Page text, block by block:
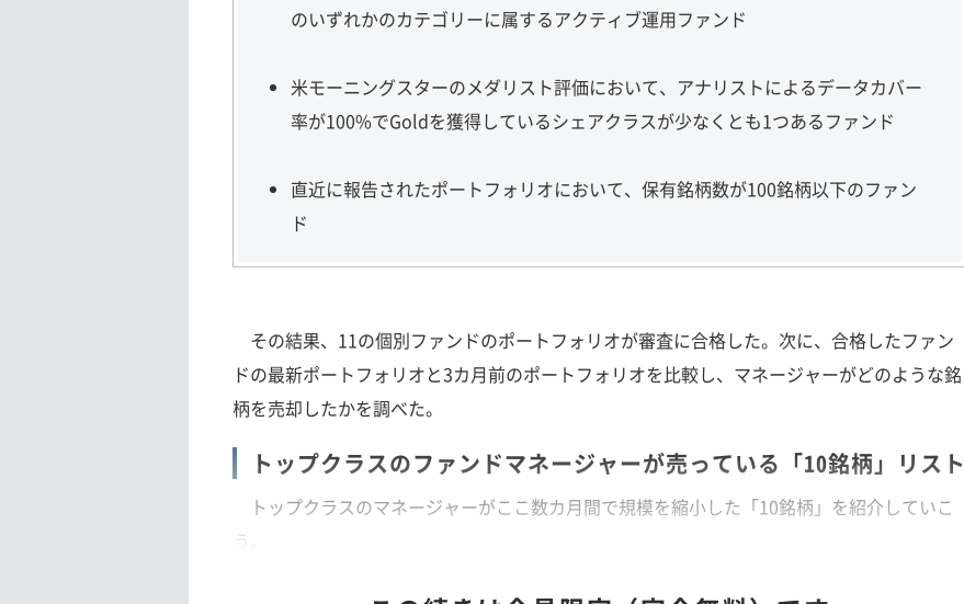
のいずれかのカテゴリーに属するアクティブ運用ファンド
米モーニングスターのメダリスト評価において、アナリストによるデータカバー
率が100%でGoldを獲得しているシェアクラスが少なくとも1つあるファンド
直近に報告されたポートフォリオにおいて、保有銘柄数が100銘柄以下のファン
ド
その結果、11の個別ファンドのポートフォリオが審査に合格した。次に、合格したファン
ドの最新ポートフォリオと3カ月前のポートフォリオを比較し、マネージャーがどのような銘
柄を売却したかを調べた。
トップクラスのファンドマネージャーが売っている「10銘柄」リスト
トップクラスのマネージャーがここ数カ月間で規模を縮小した「10銘柄」を紹介していこ
う。